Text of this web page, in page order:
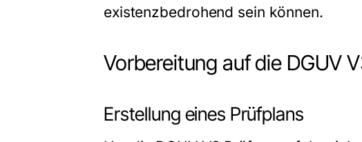
existenzbedrohend sein können.
Vorbereitung auf die DGUV
Erstellung eines Prüfplans